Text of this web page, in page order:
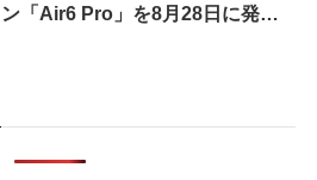
ン「Air6 Pro」を8月28日に発売